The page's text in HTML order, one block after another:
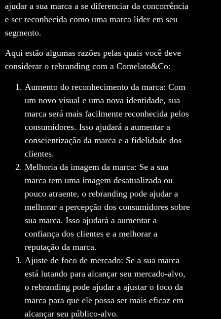
ajudar a sua marca a se diferenciar da concorrência
e ser reconhecida como uma marca líder em seu
segmento.
Aqui estão algumas razões pelas quais você deve
considerar o rebranding com a Comelato&Co:
Aumento do reconhecimento da marca: Com
um novo visual e uma nova identidade, sua
marca será mais facilmente reconhecida pelos
consumidores. Isso ajudará a aumentar a
conscientização da marca e a fidelidade dos
clientes.
Melhoria da imagem da marca: Se a sua
marca tem uma imagem desatualizada ou
pouco atraente, o rebranding pode ajudar a
melhorar a percepção dos consumidores sobre
sua marca. Isso ajudará a aumentar a
confiança dos clientes e a melhorar a
reputação da marca.
Ajuste de foco de mercado: Se a sua marca
está lutando para alcançar seu mercado-alvo,
o rebranding pode ajudar a ajustar o foco da
marca para que ele possa ser mais eficaz em
alcançar seu público-alvo.